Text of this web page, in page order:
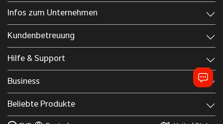
Infos zum Unternehmen
Kundenbetreuung
Hilfe & Support
Business
Beliebte Produkte